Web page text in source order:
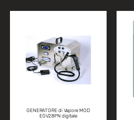
GENERATORE di Vapore MOD
EGV28PN digitale